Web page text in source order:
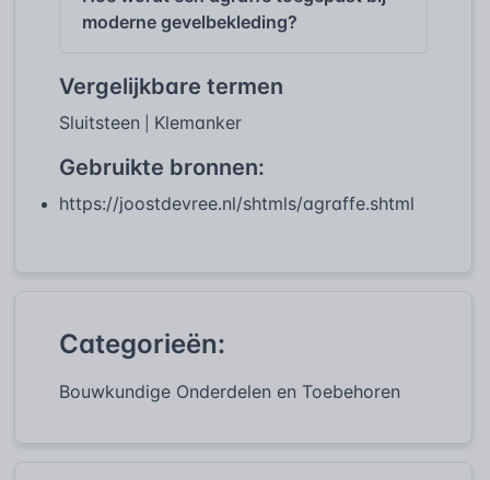
moderne gevelbekleding?
Vergelijkbare termen
Sluitsteen Klemanker
Gebruikte bronnen:
https://joostdevree.nl/shtmls/agraffe.shtml
Categorieën:
Bouwkundige Onderdelen en Toebehoren